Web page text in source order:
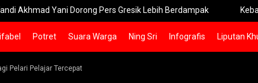
Dorong Pers Gresik Lebih Berdampak Kebakaran Bromo
Potret Suara Warga Ning Sri Infografis Liputan
Pelari Pelajar Tercepat